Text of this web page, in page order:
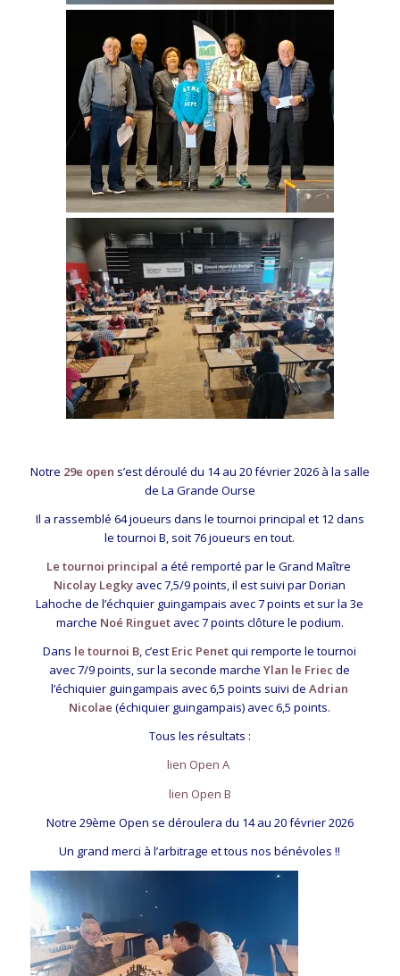
Notre 29e open s’est déroulé du 14 au 20 février 2026 à la salle
de La Grande Ourse
Il a rassemblé 64 joueurs dans le tournoi principal et 12 dans
le tournoi B, soit 76 joueurs en tout.
Le tournoi principal a été remporté par le Grand Maître
Nicolay Legky avec 7,5/9 points, il est suivi par Dorian
Lahoche de l’échquier guingampais avec 7 points et sur la 3e
marche Noé Ringuetavec 7 points clôture le podium.
Dans le tournoi B, c’est Eric Penetqui remporte le tournoi
avec 7/9 points, sur la seconde marche Ylan le Friecde
l’échiquier guingampais avec 6,5 points suivi de Adrian
Nicolae(échiquier guingampais) avec 6,5 points.
Tous les résultats :
lien Open A
lien Open B
Notre 29ème Open se déroulera du 14 au 20 février 2026
Un grand merci à l’arbitrage et tous nos bénévoles !!